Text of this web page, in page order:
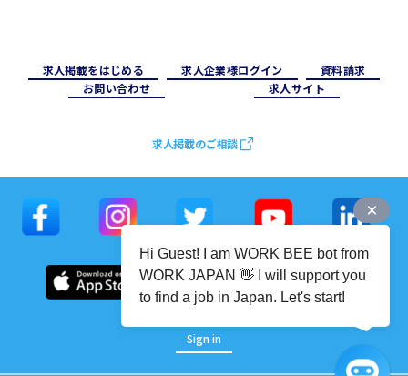
求⼈掲載をはじめる 求⼈企業様ログイン
資料請求
お問い合わせ
求⼈サイト
求人掲載のご相談
Sign in
Hi Guest! I am WORK BEE bot from
WORK JAPAN 👋 I will support you
to find a job in Japan. Let's start!